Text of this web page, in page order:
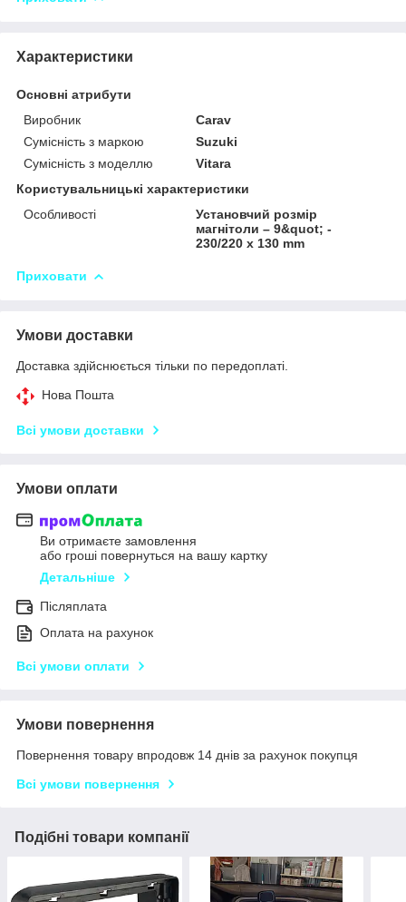
Характеристики
Основні атрибути
Виробник
Carav
Сумісність з маркою
Suzuki
Сумісність з моделлю
Vitara
Користувальницькі характеристики
Особливості
Установчий розмір
магнітоли – 9&quot; -
230/220 х 130 mm
Приховати
Умови доставки
Доставка здійснюється тільки по передоплаті.
Нова Пошта
Всі умови доставки
Умови оплати
Ви отримаєте замовлення
або гроші повернуться на вашу картку
Детальніше
Післяплата
Оплата на рахунок
Всі умови оплати
Умови повернення
Повернення товару впродовж 14 днів за рахунок покупця
Всі умови повернення
Подібні товари компанії